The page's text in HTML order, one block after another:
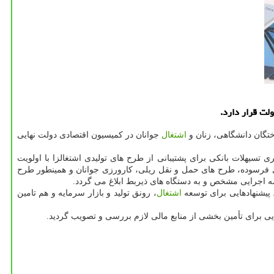
قرار دارد.
دانشگاهی، زنان و اشتغال جوانان در كمیسیون اقتصادی دولت نهایی
تسیهلات بانكی برای پشتیبانی از طرح های تولیدی اشتغالزا با اولویت
فرسوده، طرح های حمل و نقل ریلی، كارورزی جوانان و همینطور طرح
اجرایی مشخص و به دستگاه های ذیربط ابلاغ می گردد.
برای توسعه
اشتغال، رونق تولید و بازار سرمایه و هم تامین